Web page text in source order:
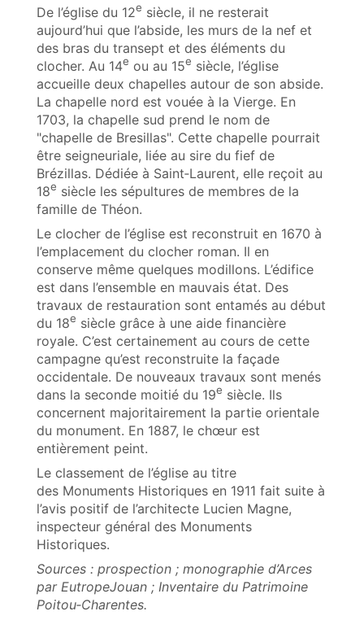
De l’église du 12e siècle, il ne resterait
aujourd’hui que l’abside, les murs de la nef et
des bras du transept et des éléments du
clocher. Au 14e ou au 15e siècle, l’église
accueille deux chapelles autour de son abside.
La chapelle nord est vouée à la Vierge. En
1703, la chapelle sud prend le nom de
"chapelle de Bresillas". Cette chapelle pourrait
être seigneuriale, liée au sire du fief de
Brézillas. Dédiée à Saint‑Laurent, elle reçoit au
18e siècle les sépultures de membres de la
famille de Théon.
Le clocher de l’église est reconstruit en 1670 à
l’emplacement du clocher roman. Il en
conserve même quelques modillons. L’édifice
est dans l’ensemble en mauvais état. Des
travaux de restauration sont entamés au début
du 18e siècle grâce à une aide financière
royale. C’est certainement au cours de cette
campagne qu’est reconstruite la façade
occidentale. De nouveaux travaux sont menés
dans la seconde moitié du 19e siècle. Ils
concernent majoritairement la partie orientale
du monument. En 1887, le chœur est
entièrement peint.
Le classement de l’église au titre
des Monuments Historiques en 1911 fait suite à
l’avis positif de l’architecte Lucien Magne,
inspecteur général des Monuments
Historiques.
Sources : prospection ; monographie d’Arces
par EutropeJouan ; Inventaire du Patrimoine
Poitou‑Charentes.